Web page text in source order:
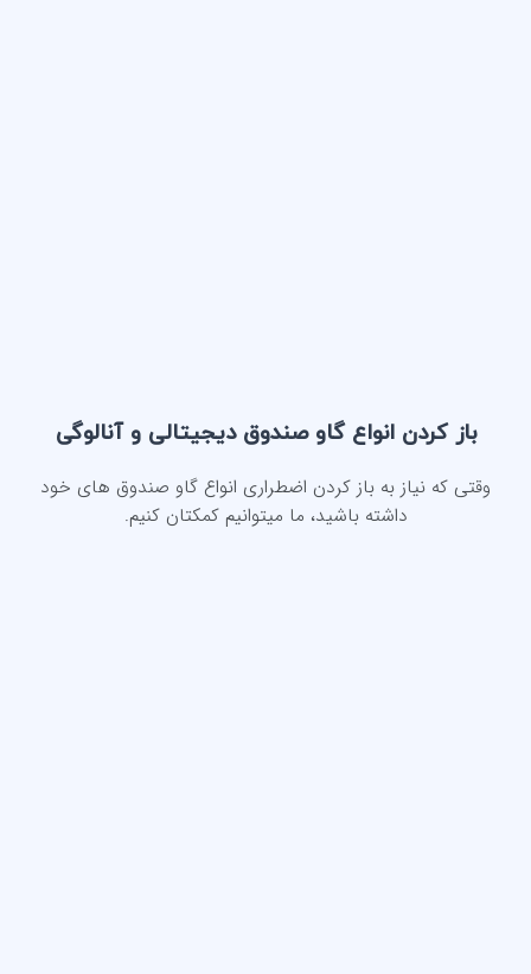
باز کردن انواع گاو صندوق دیجیتالی و آنالوگی
وقتی که نیاز به باز کردن اضطراری انواع گاو صندوق های خود
داشته باشید، ما میتوانیم کمکتان کنیم.